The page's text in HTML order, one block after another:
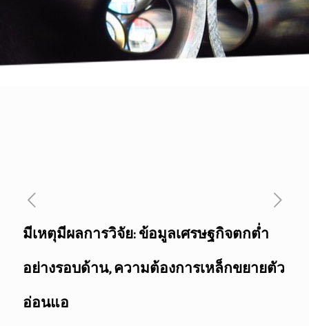
มีเหตุมีผลการวิจัย: ข้อมูลเศรษฐกิจตกต่ำ
อย่างรอบด้าน, ความต้องการเหล็กขยายตัว
อ่อนแอ